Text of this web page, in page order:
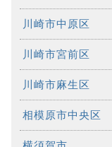
川崎市中原区
川崎市宮前区
川崎市麻生区
相模原市中央区